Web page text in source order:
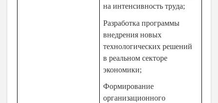
на интенсивность труда;
Разработка программы
внедрения новых
технологических решений
в реальном секторе
экономики;
Формирование
организационного